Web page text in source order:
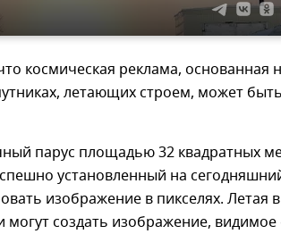
космическая реклама, основанная
летающих строем, может
парус площадью 32 квадратных
установленный на
изображение в пикселях. Летая в
создать изображение, видимое